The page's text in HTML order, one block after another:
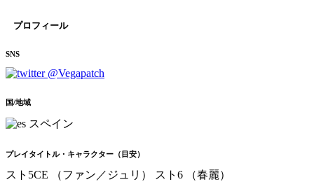
プロフィール
SNS
@Vegapatch
国/地域
スペイン
プレイタイトル・キャラクター（目安）
スト5CE （ファン／ジュリ） スト6 （春麗）